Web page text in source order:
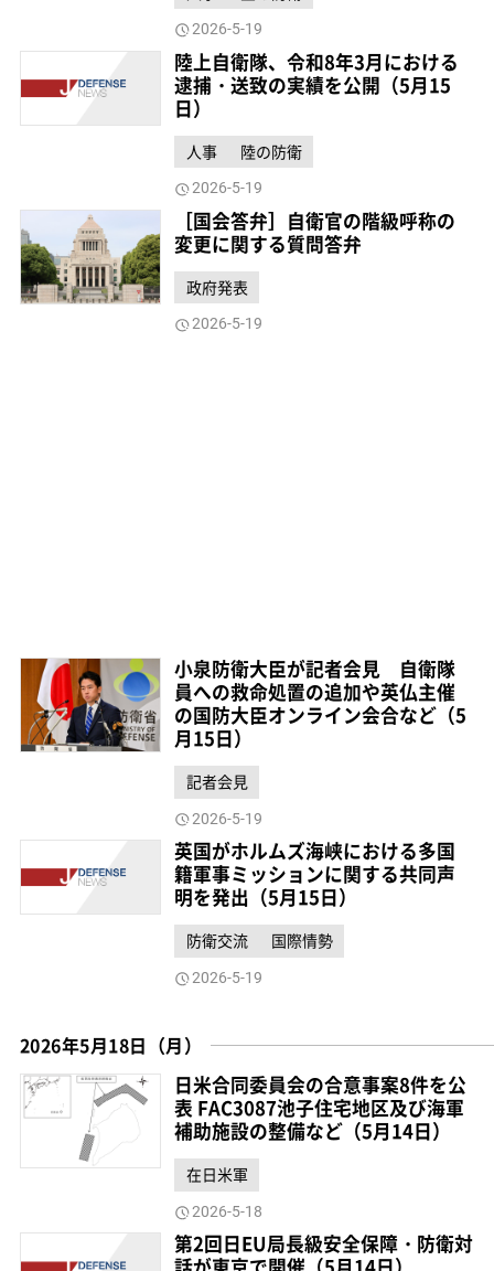
2026-5-19
陸上自衛隊、令和8年3月における
逮捕・送致の実績を公開（5月15
日）
人事 陸の防衛
2026-5-19
［国会答弁］自衛官の階級呼称の
変更に関する質問答弁
政府発表
2026-5-19
小泉防衛大臣が記者会見 自衛隊
員への救命処置の追加や英仏主催
の国防大臣オンライン会合など（5
月15日）
記者会見
2026-5-19
英国がホルムズ海峡における多国
籍軍事ミッションに関する共同声
明を発出（5月15日）
防衛交流 国際情勢
2026-5-19
2026年5月18日（月）
日米合同委員会の合意事案8件を公
表 FAC3087池子住宅地区及び海軍
補助施設の整備など（5月14日）
在日米軍
2026-5-18
第2回日EU局長級安全保障・防衛対